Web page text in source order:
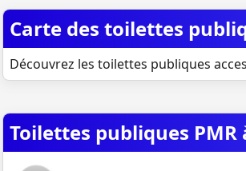
Carte des toilettes
Découvrez les toilettes publiques
Toilettes publiques PMR